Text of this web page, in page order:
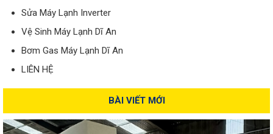
Sửa Máy Lạnh Inverter
Vệ Sinh Máy Lạnh Dĩ An
Bơm Gas Máy Lạnh Dĩ An
LIÊN HỆ
BÀI VIẾT MỚI